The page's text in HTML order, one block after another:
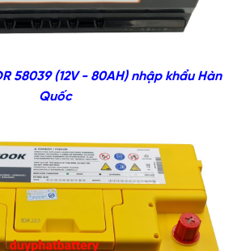
58039 (12V - 80AH) nhập khẩu Hàn
Quốc